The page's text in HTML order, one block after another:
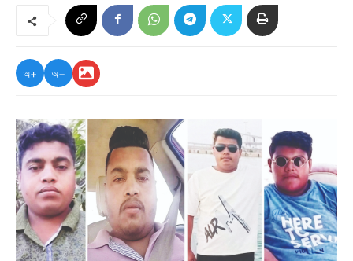
অ+ অ−